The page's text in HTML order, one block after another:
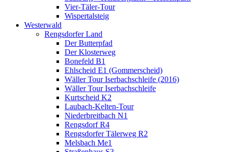
Vier-Täler-Tour
Wispertalsteig
Westerwald
Rengsdorfer Land
Der Butterpfad
Der Klosterweg
Bonefeld B1
Ehlscheid E1 (Gommerscheid)
Wäller Tour Iserbachschleife (2016)
Wäller Tour Iserbachschleife
Kurtscheid K2
Laubach-Kelten-Tour
Niederbreitbach N1
Rengsdorf R4
Rengsdorfer Tälerweg R2
Melsbach Me1